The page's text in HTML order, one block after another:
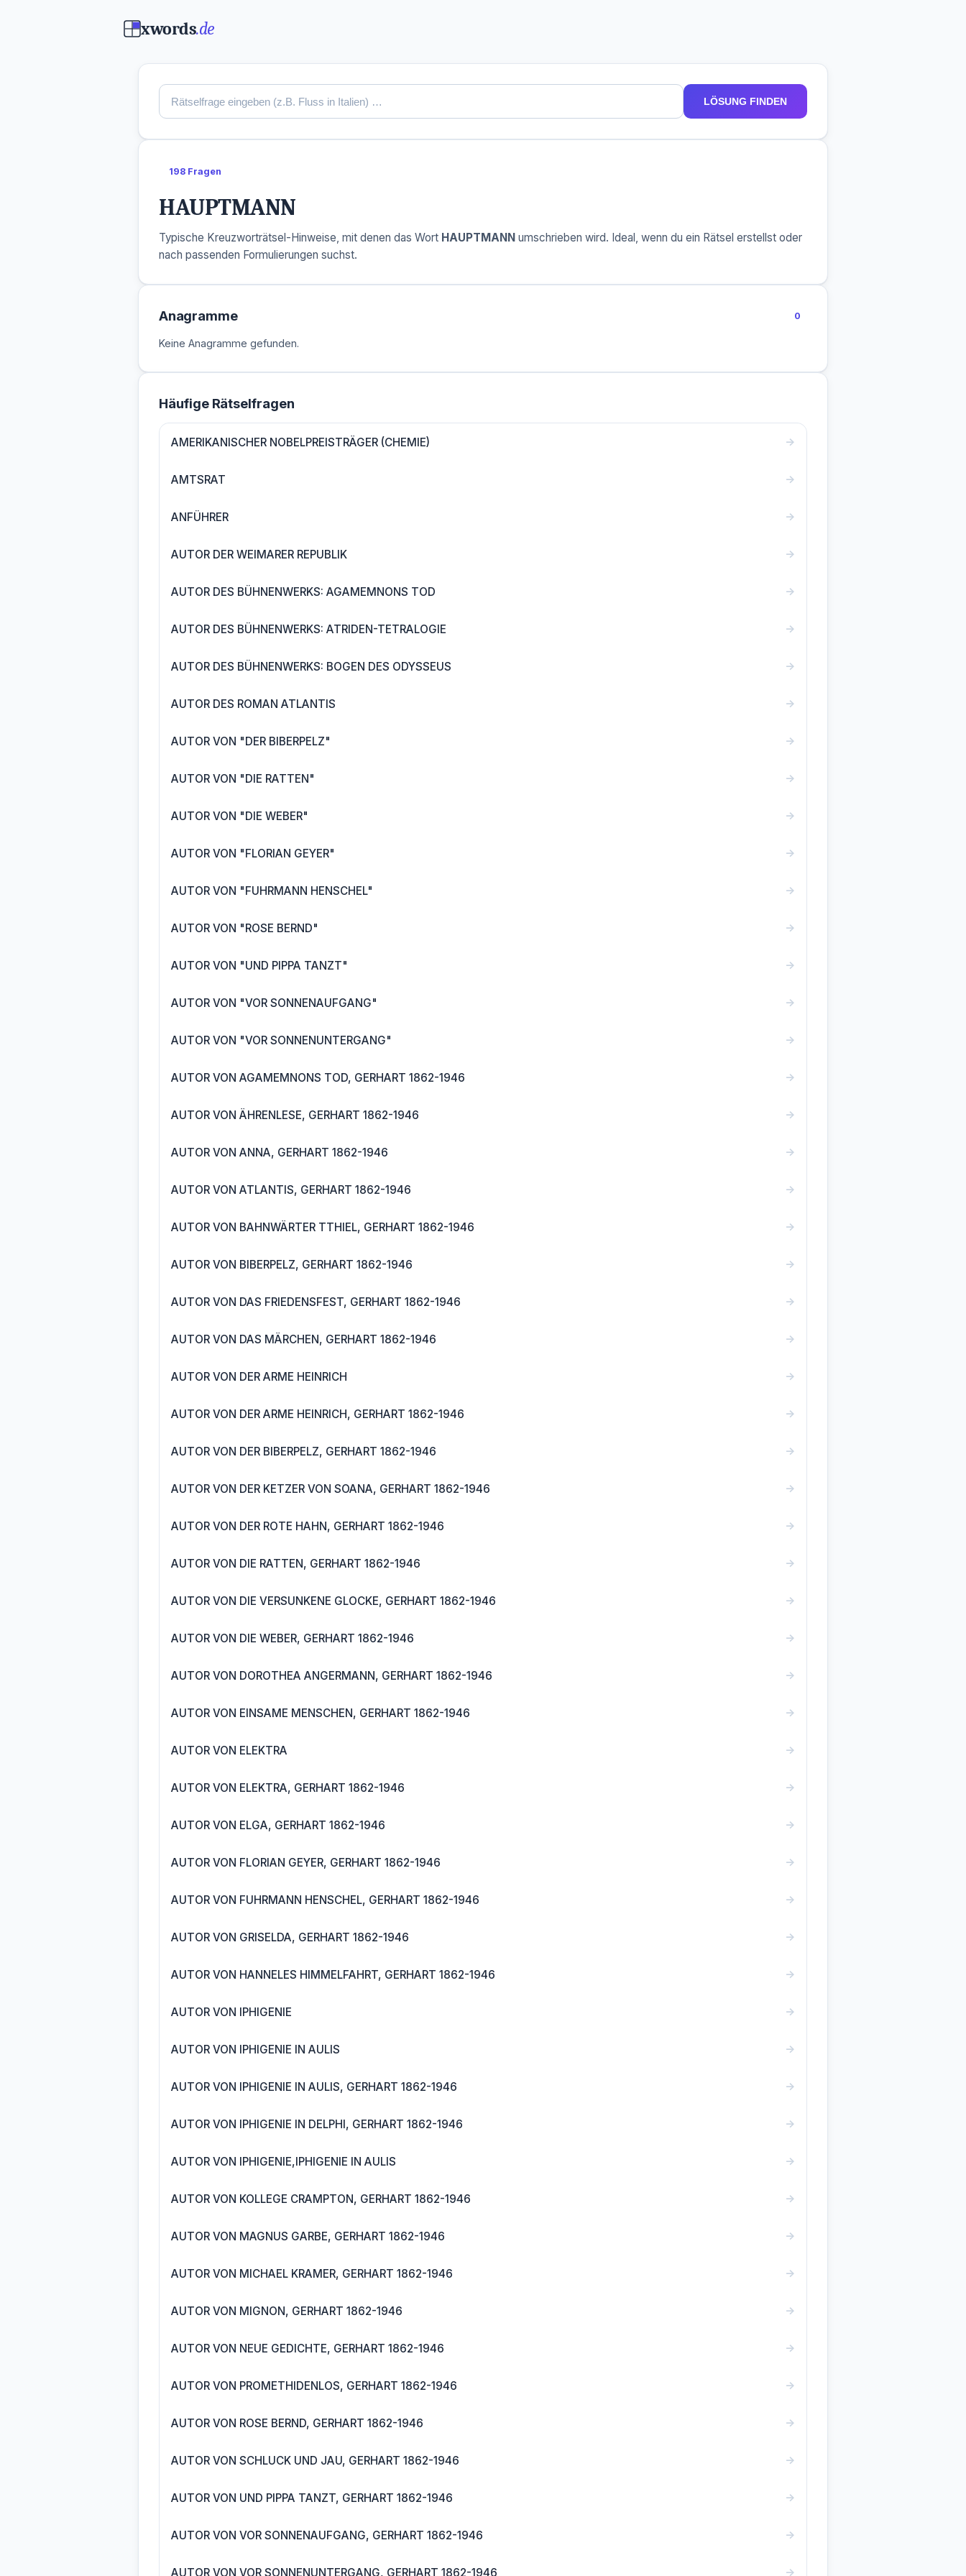
xwords.de
LÖSUNG FINDEN
198 Fragen
HAUPTMANN
Typische Kreuzworträtsel-Hinweise, mit denen das Wort HAUPTMANN umschrieben wird. Ideal, wenn du ein Rätsel erstellst oder
nach passenden Formulierungen suchst.
Anagramme 0
Keine Anagramme gefunden.
Häufige Rätselfragen
AMERIKANISCHER NOBELPREISTRÄGER (CHEMIE) →
AMTSRAT →
ANFÜHRER →
AUTOR DER WEIMARER REPUBLIK →
AUTOR DES BÜHNENWERKS: AGAMEMNONS TOD →
AUTOR DES BÜHNENWERKS: ATRIDEN-TETRALOGIE →
AUTOR DES BÜHNENWERKS: BOGEN DES ODYSSEUS →
AUTOR DES ROMAN ATLANTIS →
AUTOR VON "DER BIBERPELZ" →
AUTOR VON "DIE RATTEN" →
AUTOR VON "DIE WEBER" →
AUTOR VON "FLORIAN GEYER" →
AUTOR VON "FUHRMANN HENSCHEL" →
AUTOR VON "ROSE BERND" →
AUTOR VON "UND PIPPA TANZT" →
AUTOR VON "VOR SONNENAUFGANG" →
AUTOR VON "VOR SONNENUNTERGANG" →
AUTOR VON AGAMEMNONS TOD, GERHART 1862-1946 →
AUTOR VON ÄHRENLESE, GERHART 1862-1946 →
AUTOR VON ANNA, GERHART 1862-1946 →
AUTOR VON ATLANTIS, GERHART 1862-1946 →
AUTOR VON BAHNWÄRTER TTHIEL, GERHART 1862-1946 →
AUTOR VON BIBERPELZ, GERHART 1862-1946 →
AUTOR VON DAS FRIEDENSFEST, GERHART 1862-1946 →
AUTOR VON DAS MÄRCHEN, GERHART 1862-1946 →
AUTOR VON DER ARME HEINRICH →
AUTOR VON DER ARME HEINRICH, GERHART 1862-1946 →
AUTOR VON DER BIBERPELZ, GERHART 1862-1946 →
AUTOR VON DER KETZER VON SOANA, GERHART 1862-1946 →
AUTOR VON DER ROTE HAHN, GERHART 1862-1946 →
AUTOR VON DIE RATTEN, GERHART 1862-1946 →
AUTOR VON DIE VERSUNKENE GLOCKE, GERHART 1862-1946 →
AUTOR VON DIE WEBER, GERHART 1862-1946 →
AUTOR VON DOROTHEA ANGERMANN, GERHART 1862-1946 →
AUTOR VON EINSAME MENSCHEN, GERHART 1862-1946 →
AUTOR VON ELEKTRA →
AUTOR VON ELEKTRA, GERHART 1862-1946 →
AUTOR VON ELGA, GERHART 1862-1946 →
AUTOR VON FLORIAN GEYER, GERHART 1862-1946 →
AUTOR VON FUHRMANN HENSCHEL, GERHART 1862-1946 →
AUTOR VON GRISELDA, GERHART 1862-1946 →
AUTOR VON HANNELES HIMMELFAHRT, GERHART 1862-1946 →
AUTOR VON IPHIGENIE →
AUTOR VON IPHIGENIE IN AULIS →
AUTOR VON IPHIGENIE IN AULIS, GERHART 1862-1946 →
AUTOR VON IPHIGENIE IN DELPHI, GERHART 1862-1946 →
AUTOR VON IPHIGENIE,IPHIGENIE IN AULIS →
AUTOR VON KOLLEGE CRAMPTON, GERHART 1862-1946 →
AUTOR VON MAGNUS GARBE, GERHART 1862-1946 →
AUTOR VON MICHAEL KRAMER, GERHART 1862-1946 →
AUTOR VON MIGNON, GERHART 1862-1946 →
AUTOR VON NEUE GEDICHTE, GERHART 1862-1946 →
AUTOR VON PROMETHIDENLOS, GERHART 1862-1946 →
AUTOR VON ROSE BERND, GERHART 1862-1946 →
AUTOR VON SCHLUCK UND JAU, GERHART 1862-1946 →
AUTOR VON UND PIPPA TANZT, GERHART 1862-1946 →
AUTOR VON VOR SONNENAUFGANG, GERHART 1862-1946 →
AUTOR VON VOR SONNENUNTERGANG, GERHART 1862-1946 →